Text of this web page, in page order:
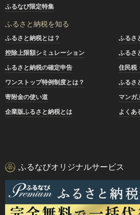
ふるなび限定特集
ふるさと納税を知る
ふるさと納税とは？
ふるさ
控除上限額シミュレーション
ふるさ
ふるさと納税の確定申告
住民税
ワンストップ特例制度とは？
ふるさ
寄附金の使い道
マンガ
企業版ふるさと納税とは
よくあ
ふるなびオリジナルサービス